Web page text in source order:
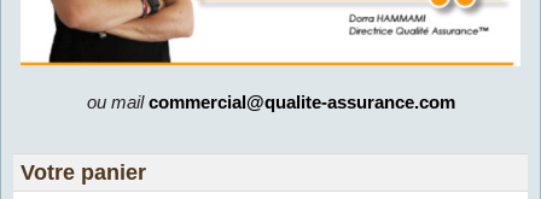
ou mailcommercial@qualite-assurance.com
Votre panier